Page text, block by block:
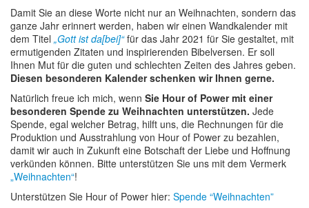
Damit Sie an diese Worte nicht nur an Weihnachten, sondern das
ganze Jahr erinnert werden, haben wir einen Wandkalender mit
dem Titel „Gott ist da[bei]“ für das Jahr 2021 für Sie gestaltet, mit
ermutigenden Zitaten und inspirierenden Bibelversen. Er soll
Ihnen Mut für die guten und schlechten Zeiten des Jahres geben.
Diesen besonderen Kalender schenken wir Ihnen gerne.
Natürlich freue ich mich, wenn Sie Hour of Power mit einer
besonderen Spende zu Weihnachten unterstützen. Jede
Spende, egal welcher Betrag, hilft uns, die Rechnungen für die
Produktion und Ausstrahlung von Hour of Power zu bezahlen,
damit wir auch in Zukunft eine Botschaft der Liebe und Hoffnung
verkünden können. Bitte unterstützen Sie uns mit dem Vermerk
„Weihnachten“!
Unterstützen Sie Hour of Power hier: Spende “Weihnachten”